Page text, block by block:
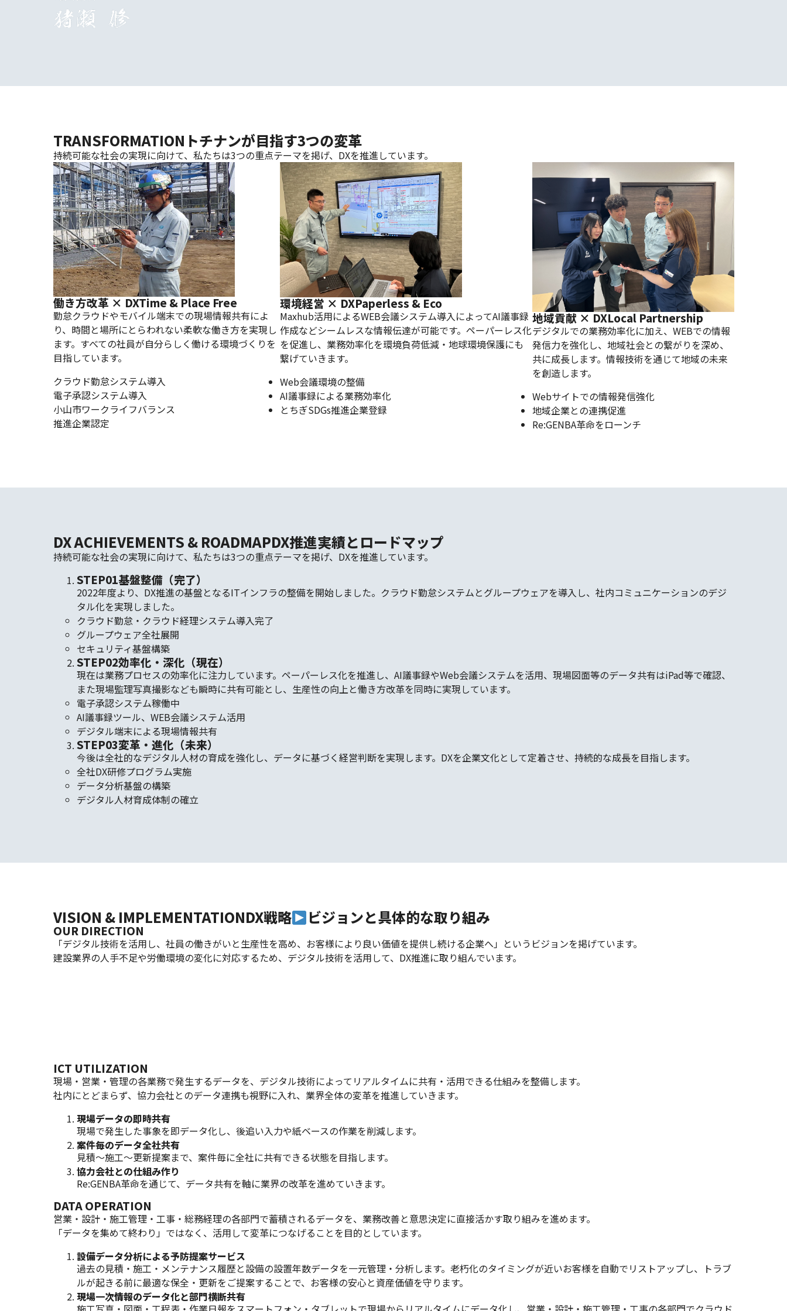
TRANSFORMATION トチナンが目指す3つの変革
持続可能な社会の実現に向けて、私たちは3つの重点テーマを掲げ、DXを推進しています。
働き方改革 × DXTime & Place Free
勤怠クラウドやモバイル端末での現場情報共有によ
り、時間と場所にとらわれない柔軟な働き方を実現し
ます。すべての社員が自分らしく働ける環境づくりを
目指しています。
クラウド勤怠システム導入
電子承認システム導入
小山市ワークライフバランス
推進企業認定
環境経営 × DXPaperless & Eco
Maxhub活用によるWEB会議システム導入によってAI議事録
作成などシームレスな情報伝達が可能です。ペーパーレス化
を促進し、業務効率化を環境負荷低減・地球環境保護にも
繋げていきます。
Web会議環境の整備
AI議事録による業務効率化
とちぎSDGs推進企業登録
地域貢献 × DXLocal Partnership
デジタルでの業務効率化に加え、WEBでの情報
発信力を強化し、地域社会との繋がりを深め、
共に成長します。情報技術を通じて地域の未来
を創造します。
Webサイトでの情報発信強化
地域企業との連携促進
Re:GENBA革命をローンチ
DX ACHIEVEMENTS & ROADMAPDX推進実績とロードマップ
持続可能な社会の実現に向けて、私たちは3つの重点テーマを掲げ、DXを推進しています。
STEP01基盤整備（完了）
2022年度より、DX推進の基盤となるITインフラの整備を開始しました。クラウド勤怠システムとグループウェアを導入し、社内コミュニケーションのデジ
タル化を実現しました。
クラウド勤怠・クラウド経理システム導入完了
グループウェア全社展開
セキュリティ基盤構築
STEP02効率化・深化（現在）
現在は業務プロセスの効率化に注力しています。ペーパーレス化を推進し、AI議事録やWeb会議システムを活用、現場図面等のデータ共有はiPad等で確認、
また現場監理写真撮影なども瞬時に共有可能とし、生産性の向上と働き方改革を同時に実現しています。
電子承認システム稼働中
AI議事録ツール、WEB会議システム活用
デジタル端末による現場情報共有
STEP03変革・進化（未来）
今後は全社的なデジタル人材の育成を強化し、データに基づく経営判断を実現します。DXを企業文化として定着させ、持続的な成長を目指します。
全社DX研修プログラム実施
データ分析基盤の構築
デジタル人材育成体制の確立
VISION & IMPLEMENTATIONDX戦略 ビジョンと具体的な取り組み
OUR DIRECTION
「デジタル技術を活用し、社員の働きがいと生産性を高め、お客様により良い価値を提供し続ける企業へ」というビジョンを掲げています。
建設業界の人手不足や労働環境の変化に対応するため、デジタル技術を活用して、DX推進に取り組んでいます。
ICT UTILIZATION
現場・営業・管理の各業務で発生するデータを、デジタル技術によってリアルタイムに共有・活用できる仕組みを整備します。
社内にとどまらず、協力会社とのデータ連携も視野に入れ、業界全体の変革を推進していきます。
現場データの即時共有
現場で発生した事象を即データ化し、後追い入力や紙ベースの作業を削減します。
案件毎のデータ全社共有
見積〜施工〜更新提案まで、案件毎に全社に共有できる状態を目指します。
協力会社との仕組み作り
Re:GENBA革命を通じて、データ共有を軸に業界の改革を進めていきます。
DATA OPERATION
営業・設計・施工管理・工事・総務経理の各部門で蓄積されるデータを、業務改善と意思決定に直接活かす取り組みを進めます。
「データを集めて終わり」ではなく、活用して変革につなげることを目的としています。
設備データ分析による予防提案サービス
過去の見積・施工・メンテナンス履歴と設備の設置年数データを一元管理・分析します。老朽化のタイミングが近いお客様を自動でリストアップし、トラブ
ルが起きる前に最適な保全・更新をご提案することで、お客様の安心と資産価値を守ります。
現場一次情報のデータ化と部門横断共有